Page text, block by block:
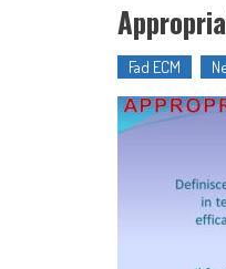
Fad ECM